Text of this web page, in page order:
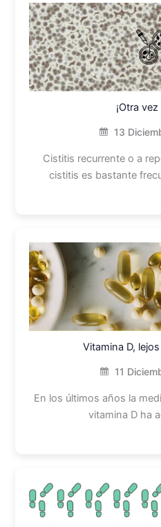
¡Otra
13
Cistitis recurrente o a
cistitis es bastante
Vitamina D,
11
En los últimos años la
vitamina D ha